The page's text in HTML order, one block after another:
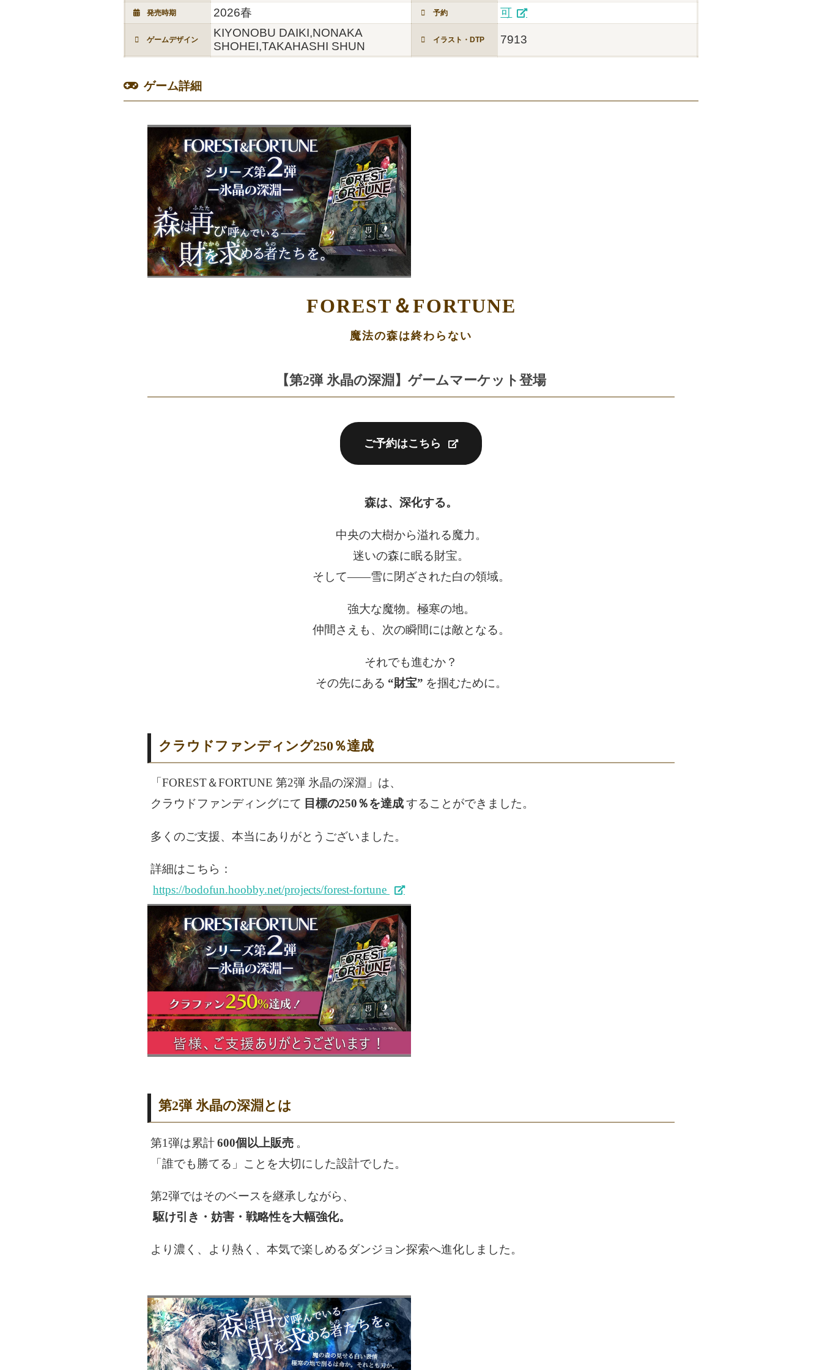
発売時期 2026春 予約 可
ゲームデザイン
KIYONOBU DAIKI,NONAKA
SHOHEI,TAKAHASHI SHUN
イラスト・DTP 7913
ゲーム詳細
FOREST＆FORTUNE
魔法の森は終わらない
【第2弾 氷晶の深淵】ゲームマーケット登場
ご予約はこちら
森は、深化する。
中央の大樹から溢れる魔力。
迷いの森に眠る財宝。
そして――雪に閉ざされた白の領域。
強大な魔物。極寒の地。
仲間さえも、次の瞬間には敵となる。
それでも進むか？
その先にある “財宝” を掴むために。
クラウドファンディング250％達成
「FOREST＆FORTUNE 第2弾 氷晶の深淵」は、
クラウドファンディングにて 目標の250％を達成することができました。
多くのご支援、本当にありがとうございました。
詳細はこちら：
https://bodofun.hoobby.net/projects/forest-fortune
第2弾 氷晶の深淵とは
第1弾は累計600個以上販売 。
「誰でも勝てる」ことを大切にした設計でした。
第2弾ではそのベースを継承しながら、
駆け引き・妨害・戦略性を大幅強化。
より濃く、より熱く、本気で楽しめるダンジョン探索へ進化しました。